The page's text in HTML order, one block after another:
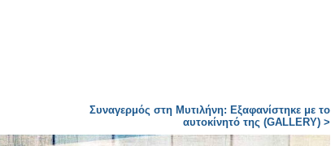
Συναγερμός στη Μυτιλήνη: Εξαφανίστηκε με το
αυτοκίνητό της (GALLERY) >